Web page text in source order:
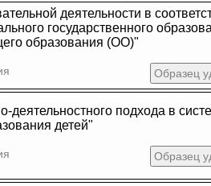
деятельности в
государственного
образования (ОО)"
Образец
деятельностного подхода в
детей"
Образец